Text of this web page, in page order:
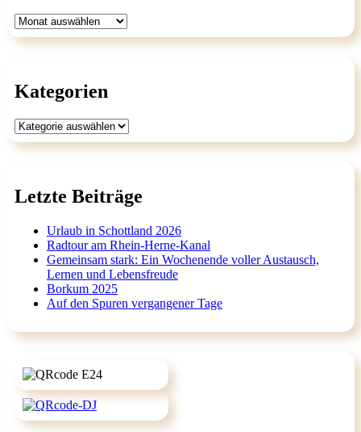
Archiv
Kategorien
Kategorien
Letzte Beiträge
Urlaub in Schottland 2026
Radtour am Rhein-Herne-Kanal
Gemeinsam stark: Ein Wochenende voller Austausch,
Lernen und Lebensfreude
Borkum 2025
Auf den Spuren vergangener Tage